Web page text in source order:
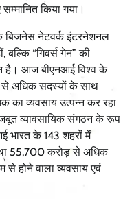
किया गया।
बिजनेस नेटवर्क इंटरनेशनल
बल्कि “गिवर्स गेन” की
है। आज बीएनआई विश्व के
से अधिक सदस्यों के साथ
का व्यवसाय उत्पन्न कर रहा
व्यावसायिक संगठन के रूप
भारत के 143 शहरों में
55,700 करोड़ से अधिक
होने वाला व्यवसाय एवं